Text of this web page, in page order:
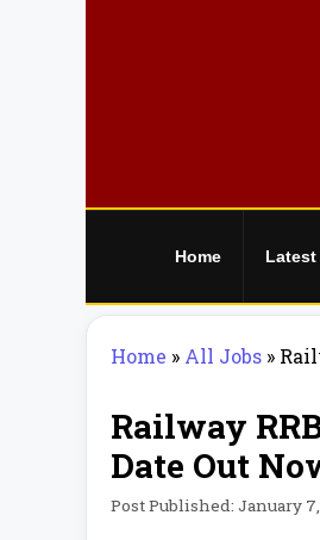
Home
Home » All Jobs »
Railway
Date Out
Post Published: January